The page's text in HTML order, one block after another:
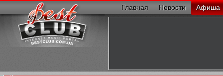
Главная Новости Афиша